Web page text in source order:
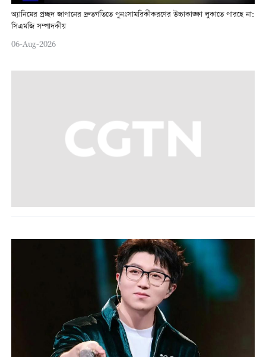
অ্যানিমের প্রচ্ছদ জাপানের দ্রুতগতিতে পুনঃসামরিকীকরণের উচ্চাকাঙ্ক্ষা লুকাতে পারছে না:
সিএমজি সম্পাদকীয়
06-Aug-2026